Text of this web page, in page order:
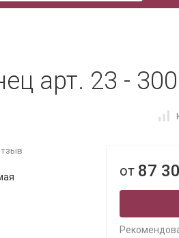
арт. 23 -
от 87